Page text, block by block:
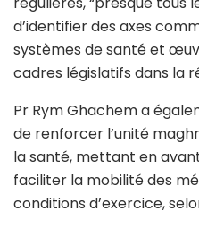
d’identifier des axes
systèmes de santé et
cadres législatifs dans la
Pr Rym Ghachem a
de renforcer l’unité
la santé, mettant en
faciliter la mobilité des
conditions d’exercice,